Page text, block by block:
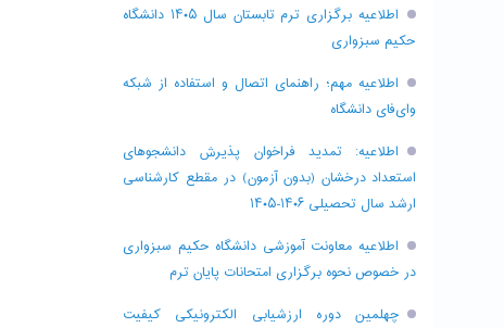
اطلاعیه برگزاری ترم تابستان سال ۱۴۰۵ دانشگاه
حکیم سبزواری
اطلاعیه مهم؛ راهنمای اتصال و استفاده از شبکه
وای‌فای دانشگاه
اطلاعیه: تمدید فراخوان پذیرش دانشجو‌های
استعداد درخشان (بدون آزمون) در مقطع کارشناسی
ارشد سال تحصیلی ۱۴۰۶-۱۴۰۵
اطلاعیه معاونت آموزشی دانشگاه حکیم سبزواری
در خصوص نحوه برگزاری امتحانات پایان ترم
چهلمین دوره ارزشیابی الکترونیکی کیفیت